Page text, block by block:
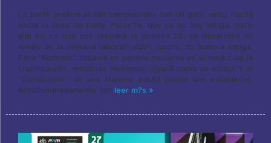
La parte preliminar del campeonato con un gato veloz rueda
hacia la línea de meta. Parec?a, que ya no hay intriga, pero
ella es! Lo que nos prepara la jornada 28, se desarrolló en
medio de la semana laboral? aqu?, quiz?s, no huele a intriga.
Para "Kuzbass" todavía es posible moverse en el medio de la
clasificación., entonces Kemerovo jugará como un adulto. Y el
"Constructor" de una manera adulta puede uno establecer,
desafortunadamente. tan leer m?s »